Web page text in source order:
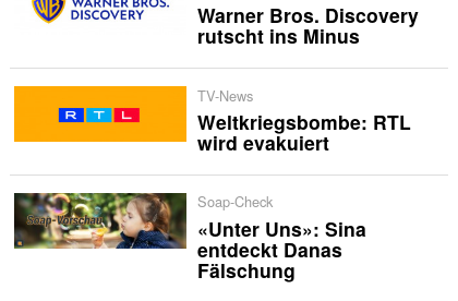
Warner Bros. Discovery
rutscht ins Minus
TV-News
Weltkriegsbombe: RTL
wird evakuiert
Soap-Check
«Unter Uns»: Sina
entdeckt Danas
Fälschung